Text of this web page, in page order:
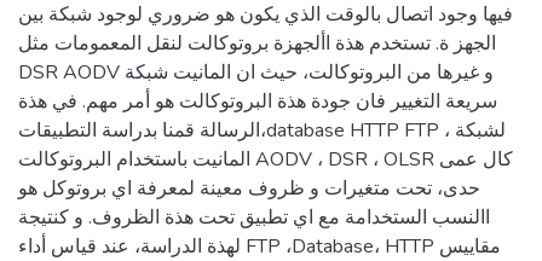
فيها وجود اتصال بالوقت الذي يكون هو ضروري لوجود شبكة بين
الجهز ة. تستخدم هذة األجهزة بروتوكالت لنقل المعمومات مثل
DSR AODV و غيرها من البروتوكالت، حيث ان المانيت شبكة
سريعة التغيير فان جودة هذة البروتوكالت هو أمر مهم. في هذة
الرسالة قمنا بدراسة التطبيقات،database HTTP FTP ، لشبكة
المانيت باستخدام البروتوكالت AODV ، DSR ، OLSR كال عمى
حدى، تحت متغيرات و ظروف معينة لمعرفة اي بروتوكل هو
االنسب الستخدامة مع اي تطبيق تحت هذة الظروف. و كنتيجة
لهذة الدراسة، عند قياس أداء FTP ،Database، HTTP مقاييس